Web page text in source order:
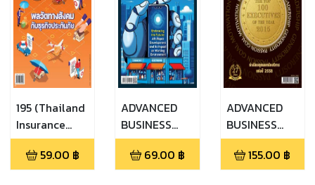
195 (Thailand
Insurance
No.201)
59.00 ฿
ADVANCED
BUSINESS
MAGAZINE
(402)69.00 ฿
ADVANCED
BUSINESS
SPECIAL
(ทำเนียบสุด
ยอดนักบริหาร
155.00 ฿